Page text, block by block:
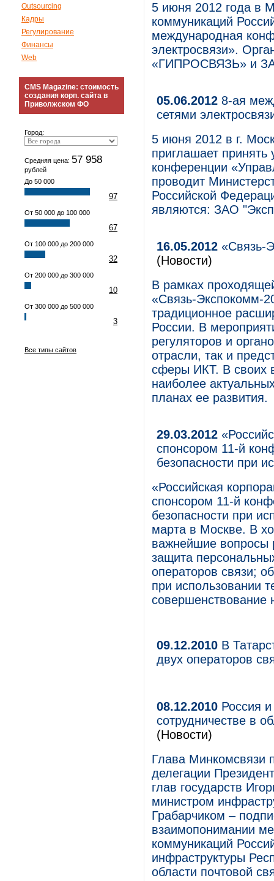
Outsourcing
Кадры
Регулирование
Финансы
Web
CMS Magazine: стоимость
создания корп. сайта в
Приволжском ФО
Город:
Средняя цена: 57 958
рублей
До 50 000
97
От 50 000 до 100 000
67
От 100 000 до 200 000
32
От 200 000 до 300 000
10
От 300 000 до 500 000
3
Все типы сайтов
5 июня 2012 года в
коммуникаций
международная
электросвязи».
«ГИПРОСВЯЗЬ» и
05.06.2012 8-ая
сетями
5 июня 2012 в г.
приглашает
конференции
проводит
Российской
являются: ЗАО
16.05.2012 «Связь-
(Новости)
В рамках
«Связь-Экспокомм-
традиционное
России. В
регуляторов и
отрасли, так и
сферы ИКТ. В своих
наиболее
планах ее развития.
29.03.2012
спонсором 11-й
безопасности при
«Российская
спонсором 11-й
безопасности при
марта в Москве. В
важнейшие вопросы
защита
операторов связи;
при использовании
09.12.2010 В
двух операторов
08.12.2010 Россия
сотрудничестве в
(Новости)
Глава Минкомсвязи
делегации
глав государств
министром
Грабарчиком –
взаимопонимании
коммуникаций
инфраструктуры
области почтовой